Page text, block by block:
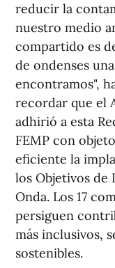
reducir la
nuestro medio
compartido es
de ondenses
encontramos",
recordar que el
adhirió a esta
FEMP con
eficiente la
los Objetivos de
Onda. Los 17
persiguen
más inclusivos,
sostenibles.